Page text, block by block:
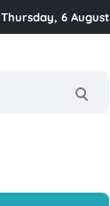
Thursday, 6 August